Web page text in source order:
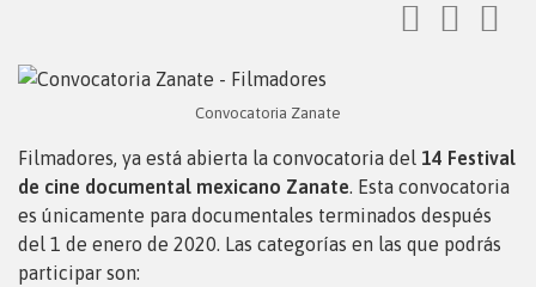
Convocatoria Zanate
Filmadores, ya está abierta la convocatoria del 14 Festival
de cine documental mexicano Zanate. Esta convocatoria
es únicamente para documentales terminados después
del 1 de enero de 2020. Las categorías en las que podrás
participar son: